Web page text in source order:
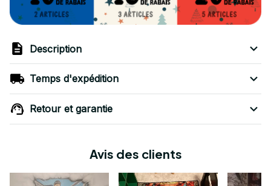
Description
Temps d'expédition
Retour et garantie
Avis des clients